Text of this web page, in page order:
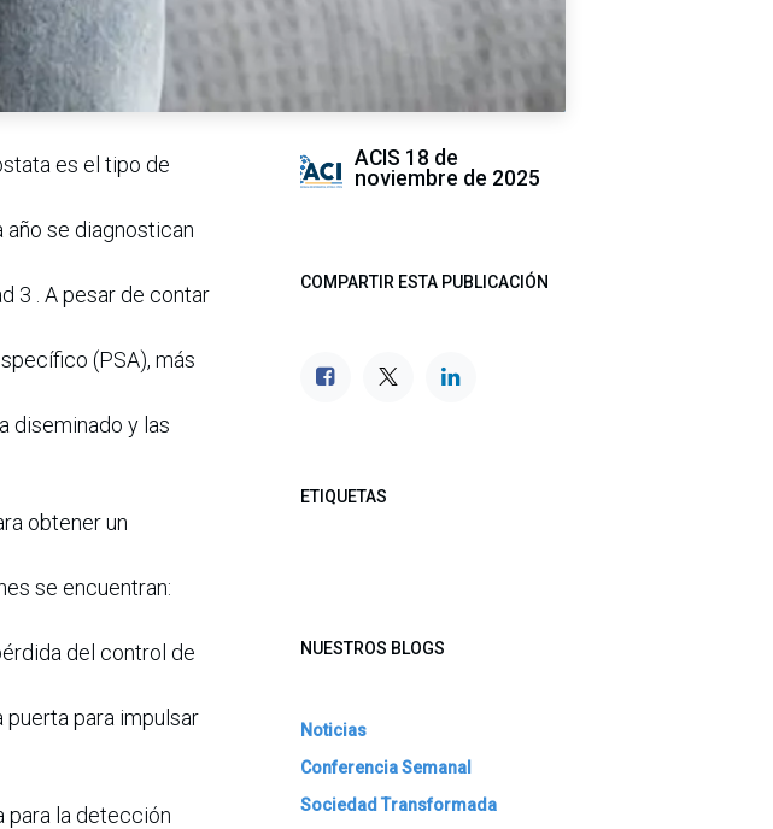
es el tipo de
se diagnostican
3 . A pesar de contar
(PSA), más
diseminado y las
obtener un
se encuentran:
del control de
puerta para impulsar
para la detección
ACIS 18 de
noviembre de 2025
COMPARTIR ESTA PUBLICACIÓN
ETIQUETAS
NUESTROS BLOGS
Noticias
Conferencia Semanal
Sociedad Transformada